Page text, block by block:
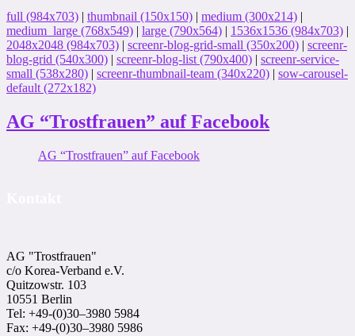
full (984x703) | thumbnail (150x150) | medium (300x214) |
medium_large (768x549) | large (790x564) | 1536x1536 (984x703) |
2048x2048 (984x703) | screenr-blog-grid-small (350x200) | screenr-
blog-grid (540x300) | screenr-blog-list (790x400) | screenr-service-
small (538x280) | screenr-thumbnail-team (340x220) | sow-carousel-
default (272x182)
AG “Trostfrauen” auf Facebook
AG “Trostfrauen” auf Facebook
AG "Trostfrauen"
c/o Korea-Ver­band e.V.
Quitzowstr. 103
10551 Berlin
Tel: +49-(0)30–3980 5984
Fax: +49-(0)30–3980 5986